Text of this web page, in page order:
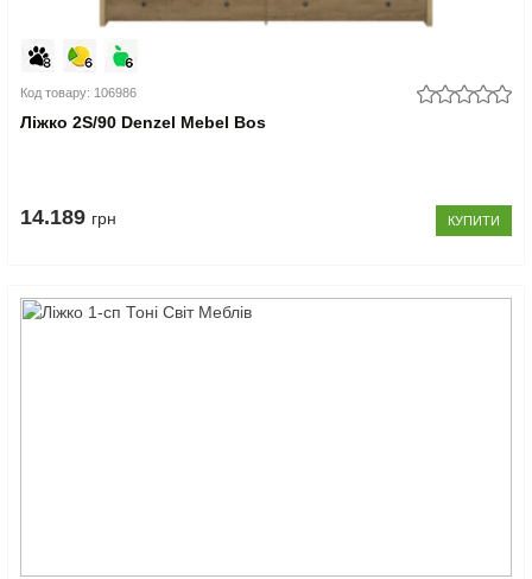
Код товару: 106986
Ліжко 2S/90 Denzel Mebel Bos
14.189 грн КУПИТИ